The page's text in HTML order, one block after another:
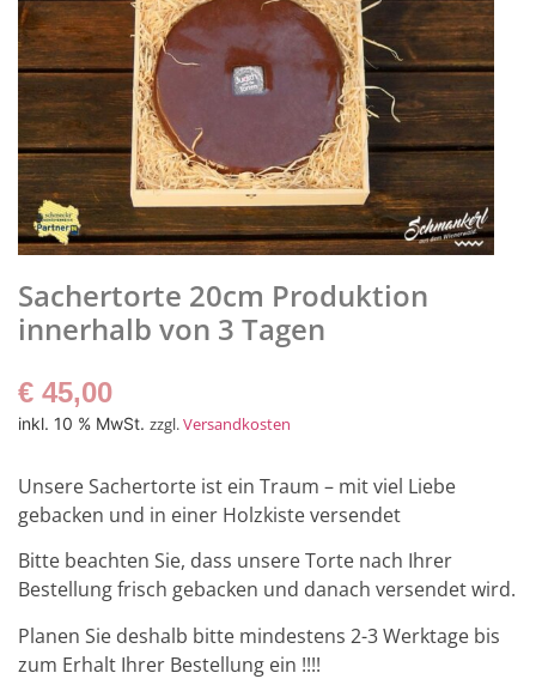
Sachertorte 20cm Produktion
innerhalb von 3 Tagen
€ 45,00
inkl. 10 % MwSt. zzgl.Versandkosten
Unsere Sachertorte ist ein Traum – mit viel Liebe
gebacken und in einer Holzkiste versendet
Bitte beachten Sie, dass unsere Torte nach Ihrer
Bestellung frisch gebacken und danach versendet wird.
Planen Sie deshalb bitte mindestens 2-3 Werktage bis
zum Erhalt Ihrer Bestellung ein !!!!